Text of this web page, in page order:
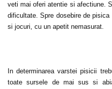
veti mai oferi atentie si afectiune.
dificultate. Spre dosebire de
si jocuri, cu un apetit nemasurat.
In determinarea varstei pisicii
toate sursele de mai sus si